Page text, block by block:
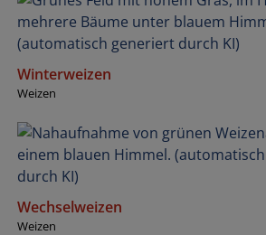
Winterweizen
Weizen
Wechselweizen
Weizen